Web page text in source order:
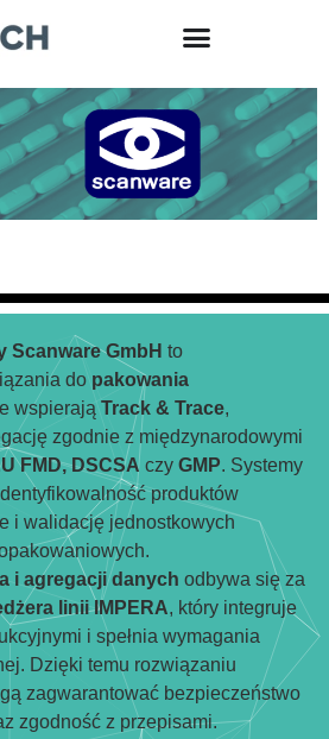
Scanware GmbH to
do pakowania
wspierająTrack & Trace,
zgodnie z międzynarodowymi
FMD, DSCSA czy GMP. Systemy
produktów
i walidację jednostkowych
i agregacji danych odbywa się za
linii IMPERA, który integruje
i spełnia wymagania
Dzięki temu rozwiązaniu
zagwarantować bezpieczeństwo
zgodność z przepisami.